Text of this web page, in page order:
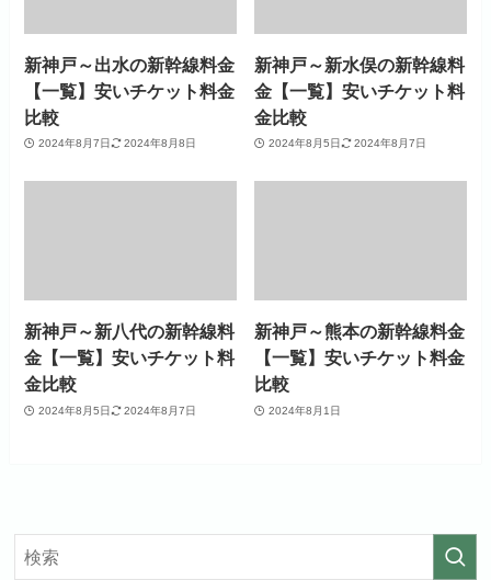
新神戸～出水の新幹線料金
【一覧】安いチケット料金
比較
2024年8月7日 2024年8月8日
新神戸～新水俣の新幹線料
金【一覧】安いチケット料
金比較
2024年8月5日 2024年8月7日
新神戸～新八代の新幹線料
金【一覧】安いチケット料
金比較
2024年8月5日 2024年8月7日
新神戸～熊本の新幹線料金
【一覧】安いチケット料金
比較
2024年8月1日